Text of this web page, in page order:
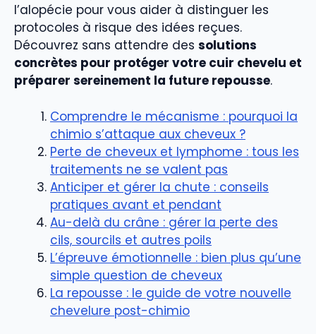
l’alopécie pour vous aider à distinguer les
protocoles à risque des idées reçues.
Découvrez sans attendre des solutions
concrètes pour protéger votre cuir chevelu et
préparer sereinement la future repousse.
Comprendre le mécanisme : pourquoi la
chimio s’attaque aux cheveux ?
Perte de cheveux et lymphome : tous les
traitements ne se valent pas
Anticiper et gérer la chute : conseils
pratiques avant et pendant
Au-delà du crâne : gérer la perte des
cils, sourcils et autres poils
L’épreuve émotionnelle : bien plus qu’une
simple question de cheveux
La repousse : le guide de votre nouvelle
chevelure post-chimio